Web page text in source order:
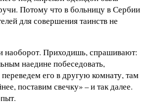
Потому что в больницу в Сербии
для совершения таинств не
наоборот. Приходишь, спрашивают:
наедине побеседовать,
его в другую комнату, там
поставим свечку» – и так далее.